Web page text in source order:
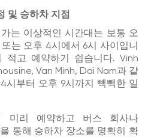
및 승하차 지점
가는 이상적인 시간대는 보통 오
는 오후 4시에서 6시 사이입니
적고 예약하기 쉽습니다. Vinh
Van Minh, Dai Nam과 같
시부터 오후 9시까지 빽빽한 일
미리 예약하고 버스 회사나
통해 승하차 장소를 명확히 확